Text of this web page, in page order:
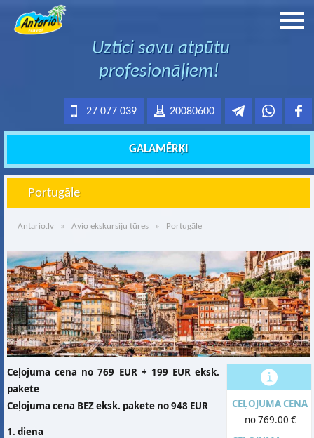
Uztici savu atpūtu
profesionāļiem!
20080600
27 077 039
GALAMĒRĶI
Portugāle
Antario.lv » Avio ekskursiju tūres » Portugāle
CEĻOJUMA CENA
no 769.00 €
Ceļojuma cena no 769 EUR + 199 EUR eksk.
pakete
Ceļojuma cena BEZ eksk. pakete no 948 EUR
1. diena